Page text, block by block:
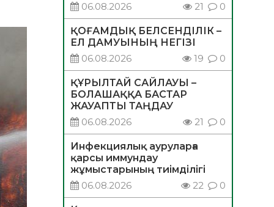
06.08.2026
21 0
ҚОҒАМДЫҚ БЕЛСЕНДІЛІК –
ЕЛ ДАМУЫНЫҢ НЕГІЗІ
06.08.2026
19 0
ҚҰРЫЛТАЙ САЙЛАУЫ –
БОЛАШАҚҚА БАСТАР
ЖАУАПТЫ ТАҢДАУ
06.08.2026
21 0
Инфекциялық ауруларға
қарсы иммундау
жұмыстарының тиімділігі
06.08.2026
22 0